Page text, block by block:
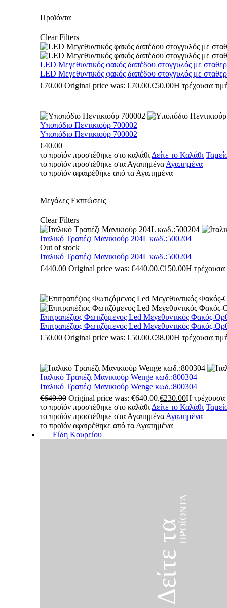
Προϊόντα
Clear Filters
LED Μεγεθυντικός φακός δαπέδου στογγυλός με
LED Μεγεθυντικός φακός δαπέδου στογγυλός με
€70.00 Original price was: €70.00.€50.00Η τρέχουσα
Υποπόδιο Πεντικιούρ 700002
Υποπόδιο Πεντικιούρ 700002
€40.00
το προϊόν προστέθηκε στο καλάθι Δείτε το Καλάθι
το προϊόν προστέθηκε στα Αγαπημένα Αγαπημένα
το προϊόν αφαιρέθηκε από τα Αγαπημένα
Μεγάλες Εκπτώσεις
Clear Filters
Ιταλικό Τραπέζι Μανικιούρ 204L κωδ.:500204
Out of stock
Ιταλικό Τραπέζι Μανικιούρ 204L κωδ.:500204
€440.00 Original price was: €440.00.€150.00Η τρέχουσα
Επιτραπέζιος Φωτιζόμενος Led Μεγεθυντικός Φακός-
Επιτραπέζιος Φωτιζόμενος Led Μεγεθυντικός Φακός-
€50.00 Original price was: €50.00.€38.00Η τρέχουσα
Ιταλικό Τραπέζι Μανικιούρ Wenge κωδ.:800304
Ιταλικό Τραπέζι Μανικιούρ Wenge κωδ.:800304
€640.00 Original price was: €640.00.€230.00Η τρέχουσα
το προϊόν προστέθηκε στο καλάθι Δείτε το Καλάθι
το προϊόν προστέθηκε στα Αγαπημένα Αγαπημένα
το προϊόν αφαιρέθηκε από τα Αγαπημένα
Είδη Κουρείου
Δείτε ταΠΡΟΪΌΝΤΑ